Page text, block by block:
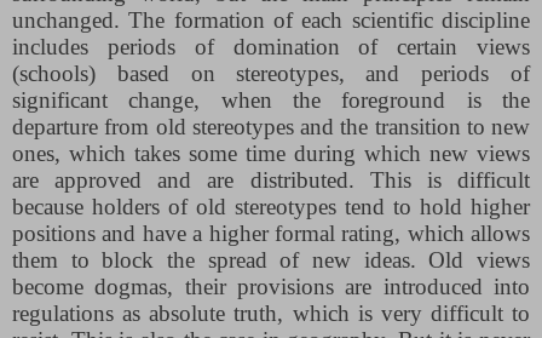
unchanged. The formation of each scientific discipline
includes periods of domination of certain views
(schools) based on stereotypes, and periods of
significant change, when the foreground is the
departure from old stereotypes and the transition to new
ones, which takes some time during which new views
are approved and are distributed. This is difficult
because holders of old stereotypes tend to hold higher
positions and have a higher formal rating, which allows
them to block the spread of new ideas. Old views
become dogmas, their provisions are introduced into
regulations as absolute truth, which is very difficult to